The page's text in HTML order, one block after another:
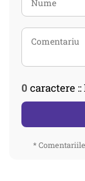
0 caractere
*